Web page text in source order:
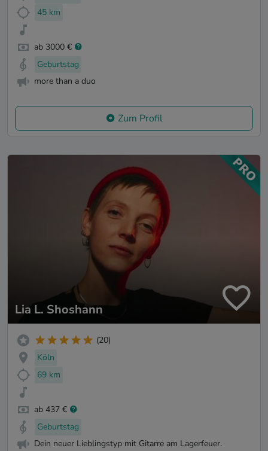
45 km
ab 3000 €
Geburtstag
more than a duo
Zum Profil
Lia L. Shoshann
(20)
Köln
69 km
ab 437 €
Geburtstag
Dein neuer Lieblingstyp mit Gitarre am Lagerfeuer.